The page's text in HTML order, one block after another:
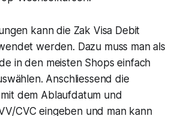
kann die Zak Visa Debit
werden. Dazu muss man als
in den meisten Shops einfach
Anschliessend die
dem Ablaufdatum und
CVC eingeben und man kann